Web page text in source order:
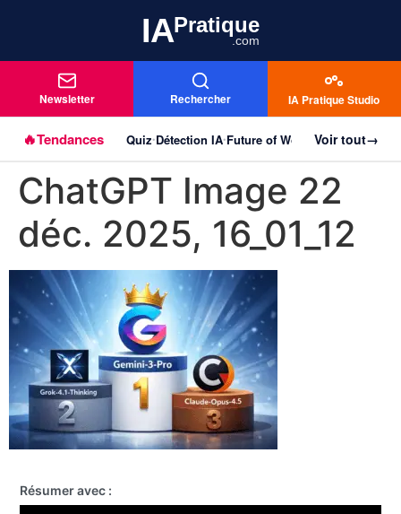
IAPratique
.com
Newsletter Rechercher IA Pratique Studio
🔥Tendances Quiz•Détection IA•Future of Work Agentique•
Voir tout→
Aller au
principal
ChatGPT Image 22
déc. 2025, 16_01_12
Résumer avec :